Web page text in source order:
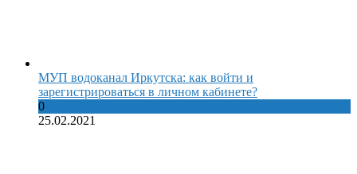
МУП водоканал Иркутска: как войти и
зарегистрироваться в личном кабинете?
0
25.02.2021